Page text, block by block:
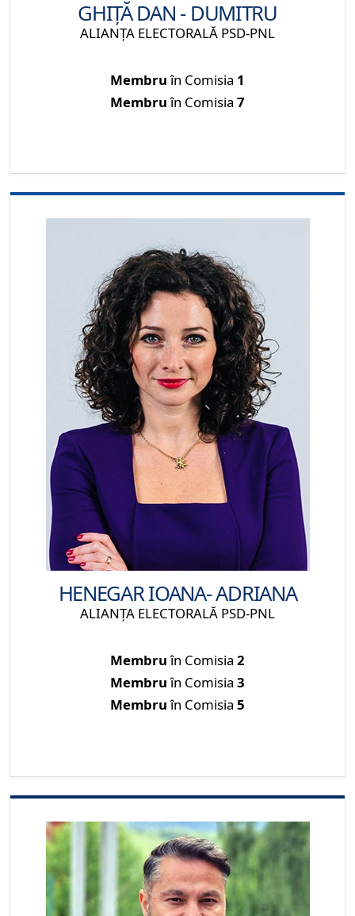
GHIȚĂ DAN - DUMITRU
ALIANŢA ELECTORALĂ PSD-PNL
Membruîn Comisia 1
Membruîn Comisia 7
HENEGAR IOANA- ADRIANA
ALIANŢA ELECTORALĂ PSD-PNL
Membruîn Comisia 2
Membruîn Comisia 3
Membruîn Comisia 5